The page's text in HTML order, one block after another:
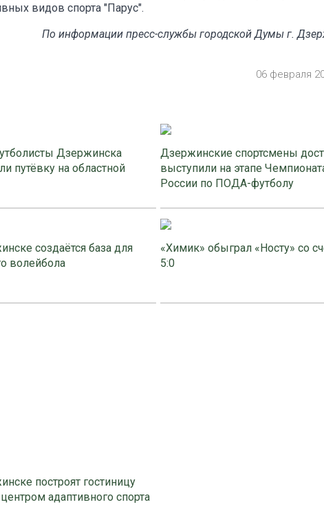
видов спорта "Парус".
По информации пресс-службы городской Думы г.
06 февраля
Дзержинска
путёвку на областной
Дзержинские спортсмены
выступили на этапе
России по ПОДА-футболу
создаётся база для
волейбола
«Химик» обыграл «Носту» со
5:0
построят гостиницу
адаптивного спорта